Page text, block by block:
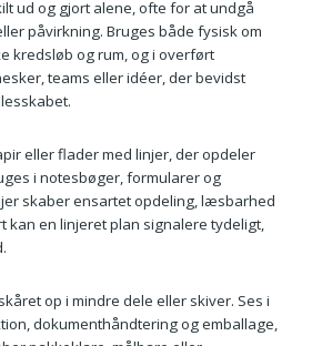
ud og gjort alene, ofte for at undgå
påvirkning. Bruges både fysisk om
kredsløb og rum, og i overført
teams eller idéer, der bevidst
eller flader med linjer, der opdeler
i notesbøger, formularer og
skaber ensartet opdeling, læsbarhed
kan en linjeret plan signalere tydeligt,
op i mindre dele eller skiver. Ses i
dokumenthåndtering og emballage,